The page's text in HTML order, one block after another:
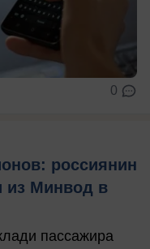
0
россиянин
из Минвод в
пассажира